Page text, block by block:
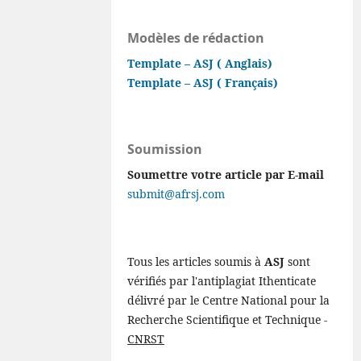
Modèles de rédaction
Template – ASJ ( Anglais)
Template – ASJ ( Français)
Soumission
Soumettre votre article par E-mail
submit@afrsj.com
Tous les articles soumis àASJ sont
vérifiés par l'antiplagiat Ithenticate
délivré par le Centre National pour la
Recherche Scientifique et Technique -
CNRST